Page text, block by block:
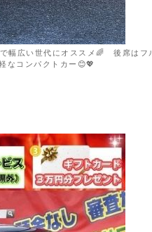
広い世代にオススメ🌈 後席はフ
なコンパクトカー😊💖